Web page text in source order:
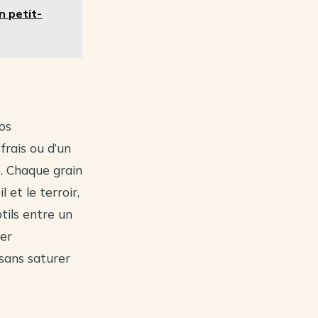
petit-
ou d’un
Chaque grain
et le terroir,
entre un
saturer